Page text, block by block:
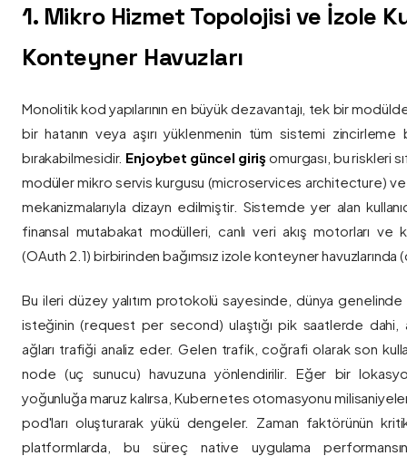
1. Mikro Hizmet Topolojisi ve İzole
Konteyner Havuzları
Monolitik kod yapılarının en büyük dezavantajı, tek bir
bir hatanın veya aşırı yüklenmenin tüm sistemi zincirleme
bırakabilmesidir. Enjoybet güncel giriş omurgası, bu riskleri
modüler mikro servis kurgusu (microservices architecture)
mekanizmalarıyla dizayn edilmiştir. Sistemde yer alan
finansal mutabakat modülleri, canlı veri akış motorları ve
(OAuth 2.1) birbirinden bağımsız izole konteyner havuzlarında
Bu ileri düzey yalıtım protokolü sayesinde, dünya genelinde
isteğinin (request per second) ulaştığı pik saatlerde dahi,
ağları trafiği analiz eder. Gelen trafik, coğrafi olarak son
node (uç sunucu) havuzuna yönlendirilir. Eğer bir
yoğunluğa maruz kalırsa, Kubernetes otomasyonu
pod'ları oluşturarak yükü dengeler. Zaman faktörünün
platformlarda, bu süreç native uygulama